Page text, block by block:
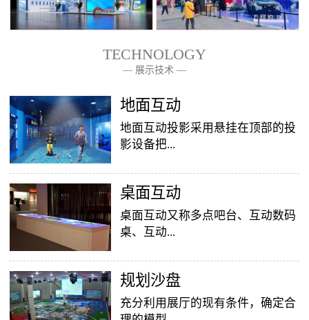
TECHNOLOGY
— 展示技术 —
地面互动
地面互动投影采用悬挂在顶部的投
影设备把...
影像效果投射到地面，当参访着走
至投影区域时，通过系统识别，参
访者可以直接使用双脚或动作与投
效果就会随着你的脚步产生相应的
变幻。地面互动投影系统是集虚拟
互动投影项目，包括水波纹、翻
桌面互动
桌面互动又称多点吧台、互动数码
桌、互动...
投影桌面，让普通的吧台（桌面）
变成一个多媒体互动娱乐游戏消费
平台，图文并茂，形式新颖，令桌
​规划沙盘
充分利用展厅的现有条件，确定合